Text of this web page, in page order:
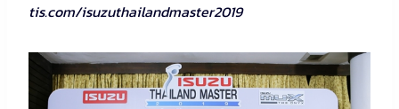
tis.com/isuzuthailandmaster2019